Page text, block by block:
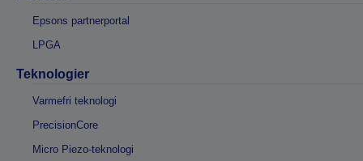
Epsons partnerportal
LPGA
Teknologier
Varmefri teknologi
PrecisionCore
Micro Piezo-teknologi